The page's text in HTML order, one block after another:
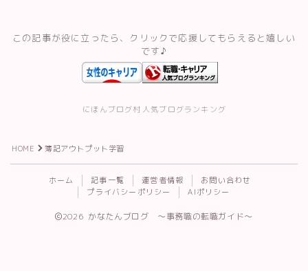
Follow Me
この記事が役に立ったら、クリックで応援してもらえると嬉しい
です♪
にほんブログ村 人気ブログランキング
HOME 簿記アウトプット学習
ホーム 記事一覧 運営者情報
お問い合わせ
プライバシーポリシー
AIポリシー
2026 かなたんブログ 〜事務職の転職ガイド〜